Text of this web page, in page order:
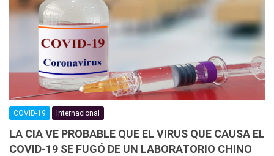
COVID-19 Internacional
LA CIA VE PROBABLE QUE EL VIRUS QUE CAUSA EL
COVID-19 SE FUGÓ DE UN LABORATORIO CHINO